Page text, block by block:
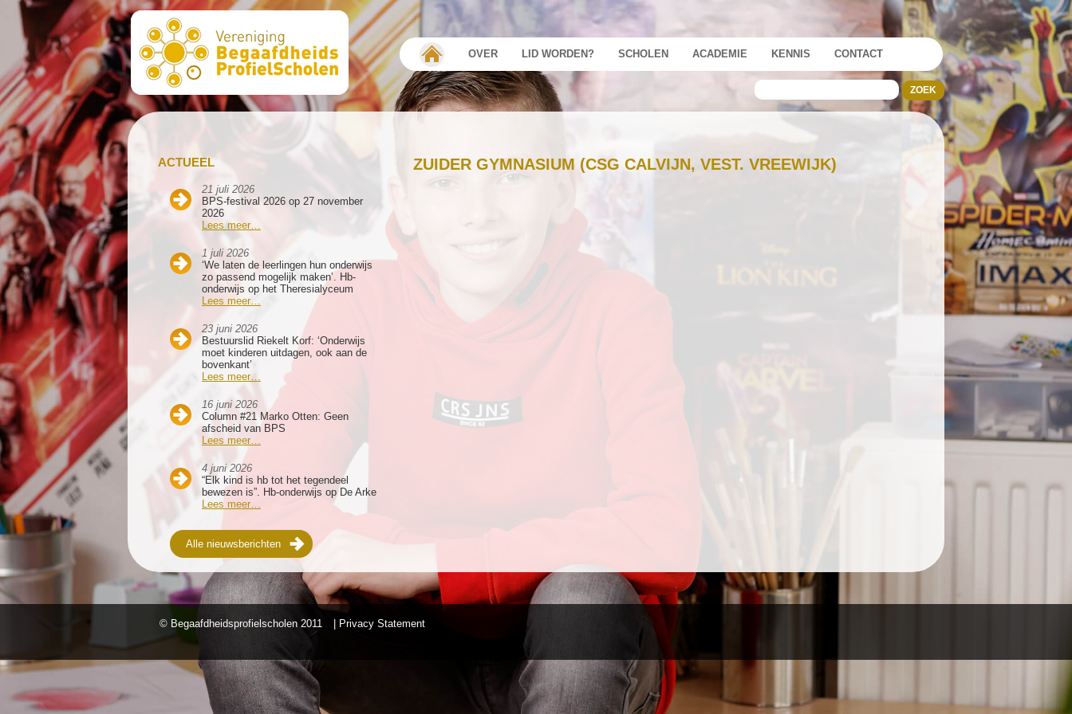
OVER LID WORDEN? SCHOLEN ACADEMIE KENNIS CONTACT
ACTUEEL
21 juli 2026
BPS-festival 2026 op 27 november
2026
Lees meer…
1 juli 2026
‘We laten de leerlingen hun onderwijs
zo passend mogelijk maken’. Hb-
onderwijs op het Theresialyceum
Lees meer…
23 juni 2026
Bestuurslid Riekelt Korf: ‘Onderwijs
moet kinderen uitdagen, ook aan de
bovenkant’
Lees meer…
16 juni 2026
Column #21 Marko Otten: Geen
afscheid van BPS
Lees meer…
4 juni 2026
“Elk kind is hb tot het tegendeel
bewezen is”. Hb-onderwijs op De Arke
Lees meer…
Alle nieuwsberichten
ZUIDER GYMNASIUM (CSG CALVIJN, VEST. VREEWIJK)
© Begaafdheidsprofielscholen 2011 | Privacy Statement